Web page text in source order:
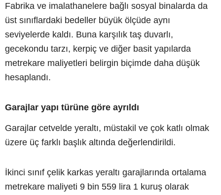
Fabrika ve imalathanelere bağlı sosyal binalarda da
üst sınıflardaki bedeller büyük ölçüde aynı
seviyelerde kaldı. Buna karşılık taş duvarlı,
gecekondu tarzı, kerpiç ve diğer basit yapılarda
metrekare maliyetleri belirgin biçimde daha düşük
hesaplandı.
Garajlar yapı türüne göre ayrıldı
Garajlar cetvelde yeraltı, müstakil ve çok katlı olmak
üzere üç farklı başlık altında değerlendirildi.
İkinci sınıf çelik karkas yeraltı garajlarında ortalama
metrekare maliyeti 9 bin 559 lira 1 kuruş olarak